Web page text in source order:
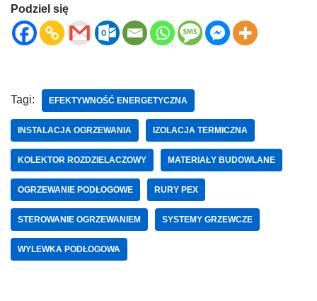
Podziel się
Tagi: EFEKTYWNOŚĆ ENERGETYCZNA
INSTALACJA OGRZEWANIA IZOLACJA TERMICZNA
KOLEKTOR ROZDZIELACZOWY MATERIAŁY BUDOWLANE
OGRZEWANIE PODŁOGOWE RURY PEX
STEROWANIE OGRZEWANIEM SYSTEMY GRZEWCZE
WYLEWKA PODŁOGOWA